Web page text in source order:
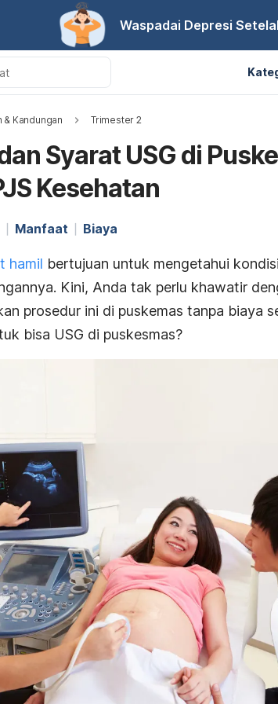
Waspadai Depresi
& Kandungan Trimester 2
Syarat USG di
Kesehatan
Manfaat Biaya
hamil bertujuan untuk mengetahui
Kini, Anda tak perlu khawatir
prosedur ini di puskemas tanpa biaya
bisa USG di puskesmas?